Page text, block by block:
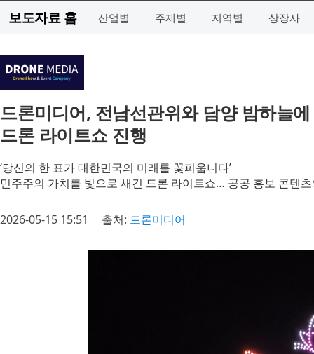
보도자료 홈 산업별 주제별 지역별 상장사
드론미디어, 전남선관위와 담양 밤하늘
드론 라이트쇼 진행
‘당신의 한 표가 대한민국의 미래를 꽃피웁니다’
민주주의 가치를 빛으로 새긴 드론 라이트쇼… 공공 홍보 콘텐
2026-05-15 15:51 출처: 드론미디어